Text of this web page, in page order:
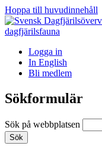
Hoppa till huvudinnehåll
Logga in
In English
Bli medlem
Sökformulär
Sök på webbplatsen